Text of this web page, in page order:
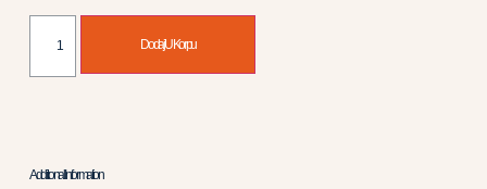
Dodaj U Korpu
Additional Information